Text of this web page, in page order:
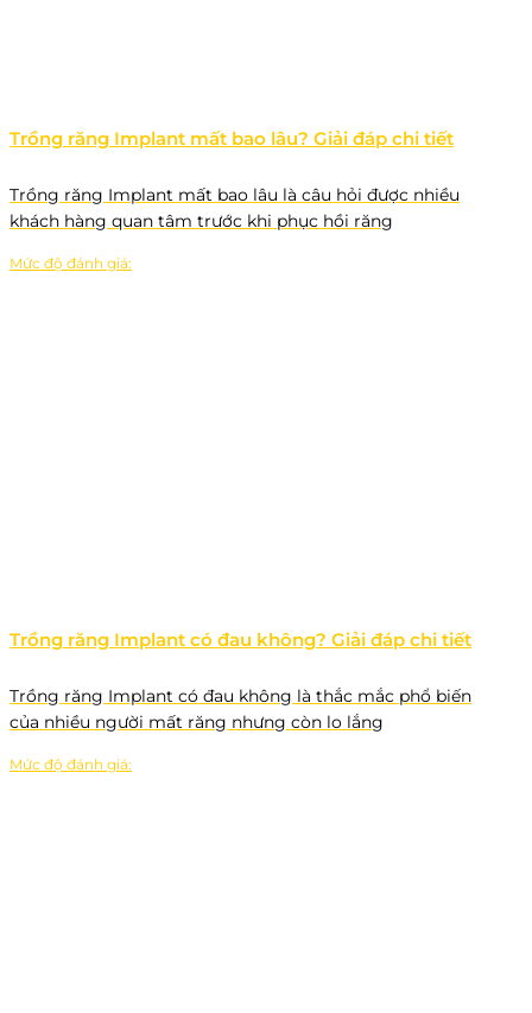
Trồng răng Implant mất bao lâu? Giải đáp chi tiết
Trồng răng Implant mất bao lâu là câu hỏi được nhiều
khách hàng quan tâm trước khi phục hồi răng
Mức độ đánh giá:
Trồng răng Implant có đau không? Giải đáp chi tiết
Trồng răng Implant có đau không là thắc mắc phổ biến
của nhiều người mất răng nhưng còn lo lắng
Mức độ đánh giá: